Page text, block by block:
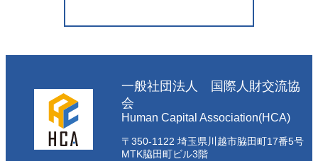
一般社団法人 国際人財交流協
会
Human Capital Association(HCA)
〒350-1122 埼玉県川越市脇田町17番5号
MTK脇田町ビル3階